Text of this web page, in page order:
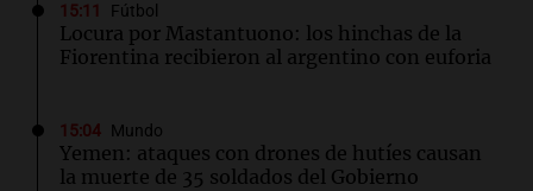
15:11 Fútbol
Locura por Mastantuono: los hinchas de la
Fiorentina recibieron al argentino con euforia
15:04 Mundo
Yemen: ataques con drones de hutíes causan
la muerte de 35 soldados del Gobierno